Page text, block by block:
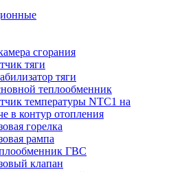
сгорания
тяги
тяги
теплообменник
температуры NTC1 на
в контур отопления
горелка
рампа
ГВС
клапан